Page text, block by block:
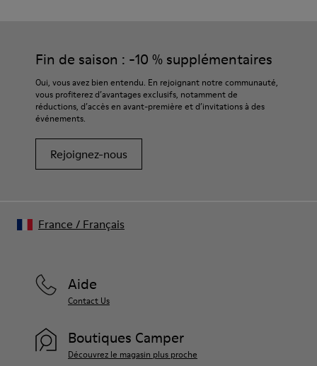
Fin de saison : -10 % supplémentaires
Oui, vous avez bien entendu. En rejoignant notre communauté,
vous profiterez d’avantages exclusifs, notamment de
réductions, d’accès en avant-première et d’invitations à des
événements.
Rejoignez-nous
Aide
Contact Us
Boutiques Camper
Découvrez le magasin plus proche
France / Français